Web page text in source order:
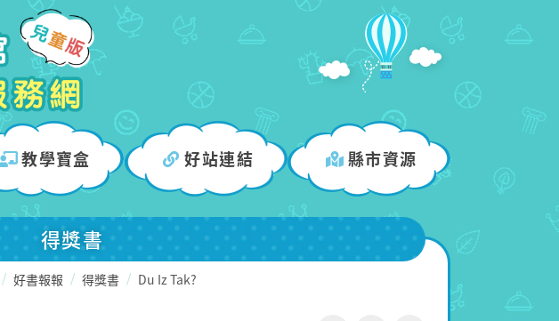
教學寶盒 好站連結 縣市資源
得獎書
好書報報 得獎書 Du Iz Tak?